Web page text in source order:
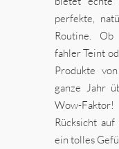
perfekte,
Routine. Ob
fahler Teint
Produkte
ganze Jahr
Wow-
Rücksicht
ein tolles